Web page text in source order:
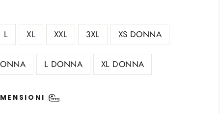
L XL XXL 3XL XS DONNA
L DONNA XL DONNA